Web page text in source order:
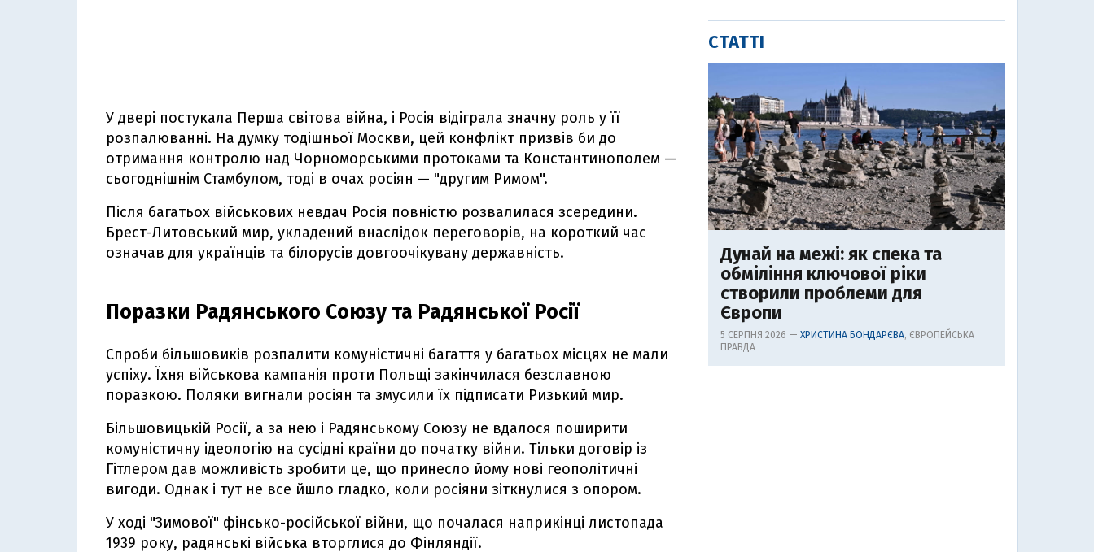
У двері постукала Перша світова війна, і Росія відіграла значну роль у її
розпалюванні. На думку тодішньої Москви, цей конфлікт призвів би до
отримання контролю над Чорноморськими протоками та Константинополем —
сьогоднішнім Стамбулом, тоді в очах росіян — "другим Римом".
Після багатьох військових невдач Росія повністю розвалилася зсередини.
Брест-Литовський мир, укладений внаслідок переговорів, на короткий час
означав для українців та білорусів довгоочікувану державність.
Поразки Радянського Союзу та Радянської Росії
Спроби більшовиків розпалити комуністичні багаття у багатьох місцях не мали
успіху. Їхня військова кампанія проти Польщі закінчилася безславною
поразкою. Поляки вигнали росіян та змусили їх підписати Ризький мир.
Більшовицькій Росії, а за нею і Радянському Союзу не вдалося поширити
комуністичну ідеологію на сусідні країни до початку війни. Тільки договір із
Гітлером дав можливість зробити це, що принесло йому нові геополітичні
вигоди. Однак і тут не все йшло гладко, коли росіяни зіткнулися з опором.
У ході "Зимової" фінсько-російської війни, що почалася наприкінці листопада
1939 року, радянські війська вторглися до Фінляндії.
СТАТТІ
Дунай на межі: як спека та
обміління ключової ріки
створили проблеми для
Європи
5 СЕРПНЯ 2026 — ХРИСТИНА БОНДАРЄВА, ЄВРОПЕЙСЬКА
ПРАВДА